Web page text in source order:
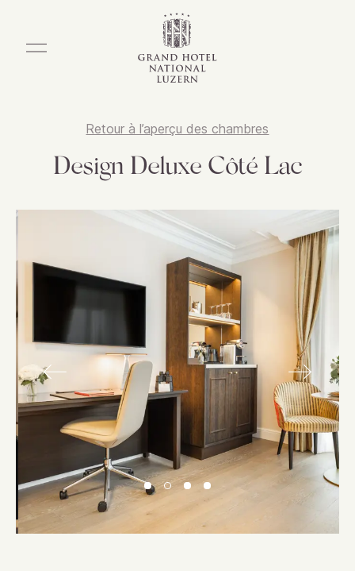
Retour à l’aperçu des chambres
Design Deluxe Côté Lac